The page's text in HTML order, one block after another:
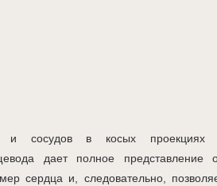
и сосудов в косых проекциях
дает полное представление
сердца и, следовательно,